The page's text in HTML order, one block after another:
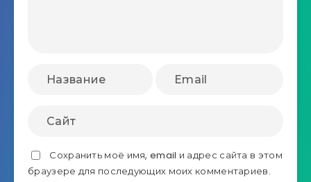
Сохранить моё имя, email и адрес сайта в этом
браузере для последующих моих комментариев.